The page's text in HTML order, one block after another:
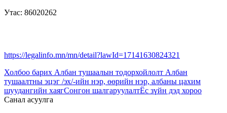
Утас: 86020262
https://legalinfo.mn/mn/detail?lawId=17141630824321
Холбоо барих Албан тушаалын тодорхойлолт Албан
тушаалтны эцэг /эх/-ийн нэр, өөрийн нэр, албаны цахим
шуудангийн хаягСонгон шалгаруулалтЁс зүйн дэд хороо
Санал асуулга